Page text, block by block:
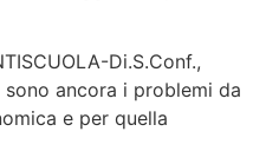
Di.S.Conf.,
ancora i problemi da
e per quella